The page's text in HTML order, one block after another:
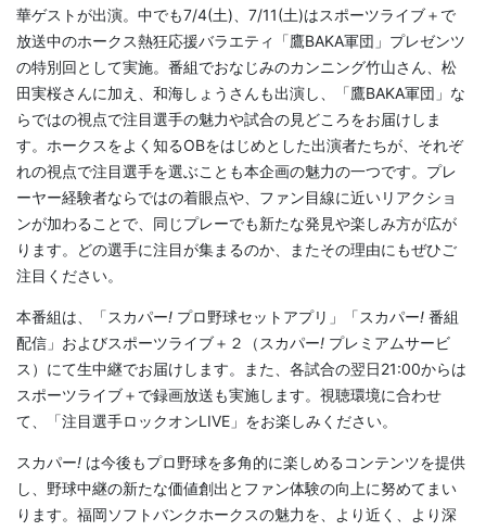
華ゲストが出演。中でも7/4(土)、7/11(土)はスポーツライブ＋で
放送中のホークス熱狂応援バラエティ「鷹BAKA軍団」プレゼンツ
の特別回として実施。番組でおなじみのカンニング竹山さん、松
田実桜さんに加え、和海しょうさんも出演し、「鷹BAKA軍団」な
らではの視点で注目選手の魅力や試合の見どころをお届けしま
す。ホークスをよく知るOBをはじめとした出演者たちが、それぞ
れの視点で注目選手を選ぶことも本企画の魅力の一つです。プレ
ーヤー経験者ならではの着眼点や、ファン目線に近いリアクショ
ンが加わることで、同じプレーでも新たな発見や楽しみ方が広が
ります。どの選手に注目が集まるのか、またその理由にもぜひご
注目ください。
本番組は、「スカパー! プロ野球セットアプリ」「スカパー! 番組
配信」およびスポーツライブ＋２（スカパー! プレミアムサービ
ス）にて生中継でお届けします。また、各試合の翌日21:00からは
スポーツライブ＋で録画放送も実施します。視聴環境に合わせ
て、「注目選手ロックオンLIVE」をお楽しみください。
スカパー! は今後もプロ野球を多角的に楽しめるコンテンツを提供
し、野球中継の新たな価値創出とファン体験の向上に努めてまい
ります。福岡ソフトバンクホークスの魅力を、より近く、より深